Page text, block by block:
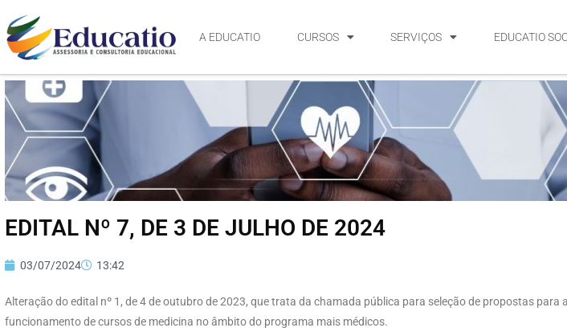
A EDUCATIO CURSOS SERVIÇOS EDUCATIO
EDITAL Nº 7, DE 3 DE JULHO DE 2024
03/07/2024 13:42
Alteração do edital nº 1, de 4 de outubro de 2023, que trata da chamada pública para seleção de propostas para
funcionamento de cursos de medicina no âmbito do programa mais médicos.